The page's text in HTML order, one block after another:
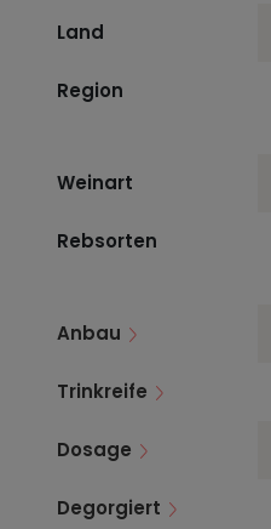
Land
Region
Weinart
Rebsorten
Anbau
Trinkreife
Dosage
Degorgiert